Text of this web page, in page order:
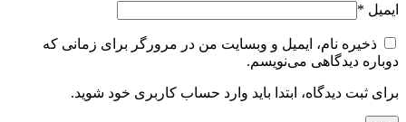
ایمیل *
ذخیره نام، ایمیل و وبسایت من در مرورگر برای زمانی که
دوباره دیدگاهی می‌نویسم.
برای ثبت دیدگاه، ابتدا باید وارد حساب کاربری خود شوید.